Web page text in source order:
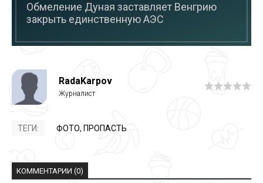
Обмеление Дуная заставляет Венгрию
закрыть единственную АЭС
RadaKarpov
ТЕГИ: ФОТО, ПРОПАСТЬ
КОММЕНТАРИИ (0)